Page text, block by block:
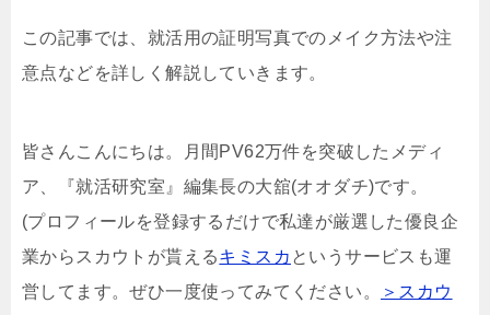
この記事では、就活用の証明写真でのメイク方法や注
意点などを詳しく解説していきます。
皆さんこんにちは。月間PV62万件を突破したメディ
ア、『就活研究室』編集長の大舘(オオダチ)です。
(プロフィールを登録するだけで私達が厳選した優良企
業からスカウトが貰えるキミスカ というサービスも運
営してます。ぜひ一度使ってみてください。
＞スカウ